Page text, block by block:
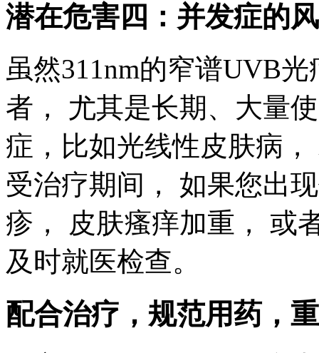
潜在危害四：并发症的
虽然311nm的窄谱UVB
者， 尤其是长期、大量
症，比如光线性皮肤病
受治疗期间， 如果您出
疹， 皮肤瘙痒加重， 或
及时就医检查。
配合治疗，规范用药，